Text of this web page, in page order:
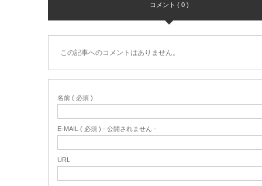
コメント ( 0 )
この記事へのコメントはありません。
名前 ( 必須 )
E-MAIL ( 必須 ) - 公開されません -
URL